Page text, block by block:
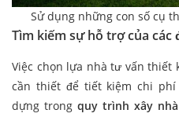
Sử dụng những con số cụ
Tìm kiếm sự hỗ trợ của
Việc chọn lựa nhà tư vấn thiết
cần thiết để tiết kiệm chi
dựng trong quy trình xây